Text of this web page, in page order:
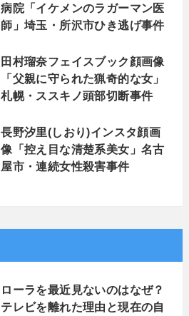
病院「イケメンのラガーマン医
師」埼玉・所沢市ひき逃げ事件
田村瑠奈フェイスブック顔画像
「父親に守られた猟奇的な女」
札幌・ススキノ頭部切断事件
長野汐里(しおり)インスタ顔画
像「控え目な清楚系美女」名古
屋市・連続女性殺害事件
ローラを最近見ないのはなぜ？
テレビを離れた理由と現在の自